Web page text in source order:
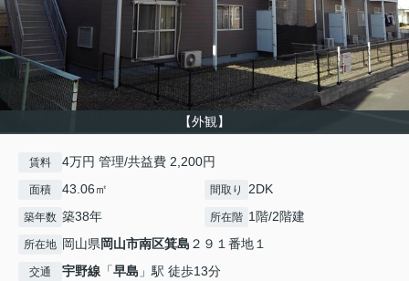
【外観】
賃料 4万円 管理/共益費 2,200円
面積 43.06㎡ 間取り 2DK
築年数 築38年 所在階 1階/2階建
所在地 岡山県岡山市南区箕島 ２９１番地１
交通 宇野線 「早島 」駅 徒歩13分